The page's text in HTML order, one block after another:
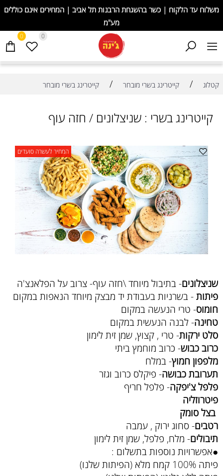
משלוח עד הלקוח | כשר בהשגחת הרבנות תל אביב | המחירים אינם כוללים
מע"מ
0 0
קטלוג / קייטרינג בשרי מובחר / קייטרינג בשרי מובחר
קייטרינג בשרי : שניצלונים / חזה עוף
המחיר לעשרה סועדים
שניצלונים- בתיבול מיוחד \חזה עוף- צרוב על הפלאנצ'ה
פיתות- בשרניות בעבודת יד מבצק מיוחד הנאפות במקום
חומוס- טרי הנעשה במקום
טחינה- לבנה הנעשית במקום
סלט ירקות- טרי , קצוץ, שמן זית לימון
כרוב כבוש- כרוב מוחמץ ביתי
מלפפון חמוץ- במלח
תערובת כבושה- פיקלס כרוב וגזר
פלפל צ'יפקה- פלפל חריף
פיטרוזליה
בצל סומק
רטבים- סחוג ירוק , עמבה
תיבולים- מלח, פלפל, שמן זית לימון
●אפשרויות נוספות בתשלום :
פיתה 100% קמח מלא (הפיתות שלנו)